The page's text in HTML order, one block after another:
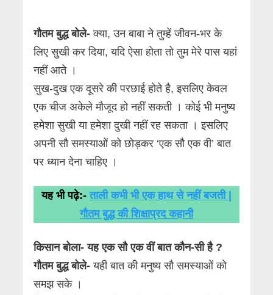
गौतम बुद्ध बोले- क्या, उन बाबा ने तुम्हें जीवन-भर के
लिए सुखी कर दिया, यदि ऐसा होता तो तुम मेरे पास यहां
नहीं आते ।
सुख-दुख एक दूसरे की परछाई होते है, इसलिए केवल
एक चीज अकेले मौजूद हो नहीं सकती । कोई भी मनुष्य
हमेशा सुखी या हमेशा दुखी नहीं रह सकता । इसलिए
अपनी सौ समस्याओं को छोड़कर ‘एक सौ एक वी’ बात
पर ध्यान देना चाहिए ।
यह भी पढ़े:- ताली कभी भी एक हाथ से नहीं बजती |
गौतम बुद्ध की शिक्षाप्रद कहानी
किसान बोला- यह एक सौ एक वीं बात कौन-सी है ?
गौतम बुद्ध बोले- यही बात की मनुष्य सौ समस्याओं को
समझ सके ।